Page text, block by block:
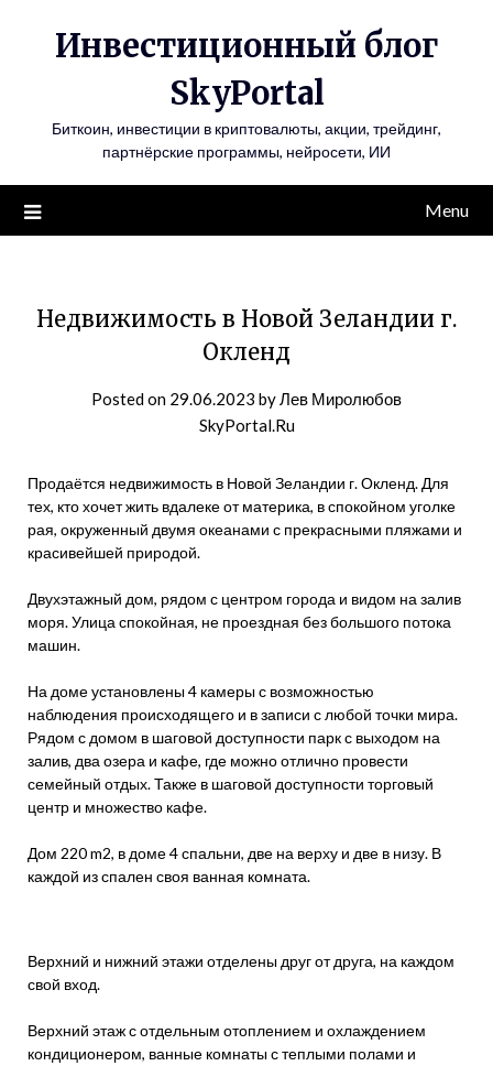
Инвестиционный блог
SkyPortal
Биткоин, инвестиции в криптовалюты, акции, трейдинг,
партнёрские программы, нейросети, ИИ
Menu
Недвижимость в Новой Зеландии г.
Окленд
Posted on 29.06.2023 byЛев Миролюбов
SkyPortal.Ru
Продаётся недвижимость в Новой Зеландии г. Окленд. Для
тех, кто хочет жить вдалеке от материка, в спокойном уголке
рая, окруженный двумя океанами с прекрасными пляжами и
красивейшей природой.
Двухэтажный дом, рядом с центром города и видом на залив
моря. Улица спокойная, не проездная без большого потока
машин.
На доме установлены 4 камеры с возможностью
наблюдения происходящего и в записи с любой точки мира.
Рядом с домом в шаговой доступности парк с выходом на
залив, два озера и кафе, где можно отлично провести
семейный отдых. Также в шаговой доступности торговый
центр и множество кафе.
Дом 220 m2, в доме 4 спальни, две на верху и две в низу. В
каждой из спален своя ванная комната.
Верхний и нижний этажи отделены друг от друга, на каждом
свой вход.
Верхний этаж с отдельным отоплением и охлаждением
кондиционером, ванные комнаты с теплыми полами и